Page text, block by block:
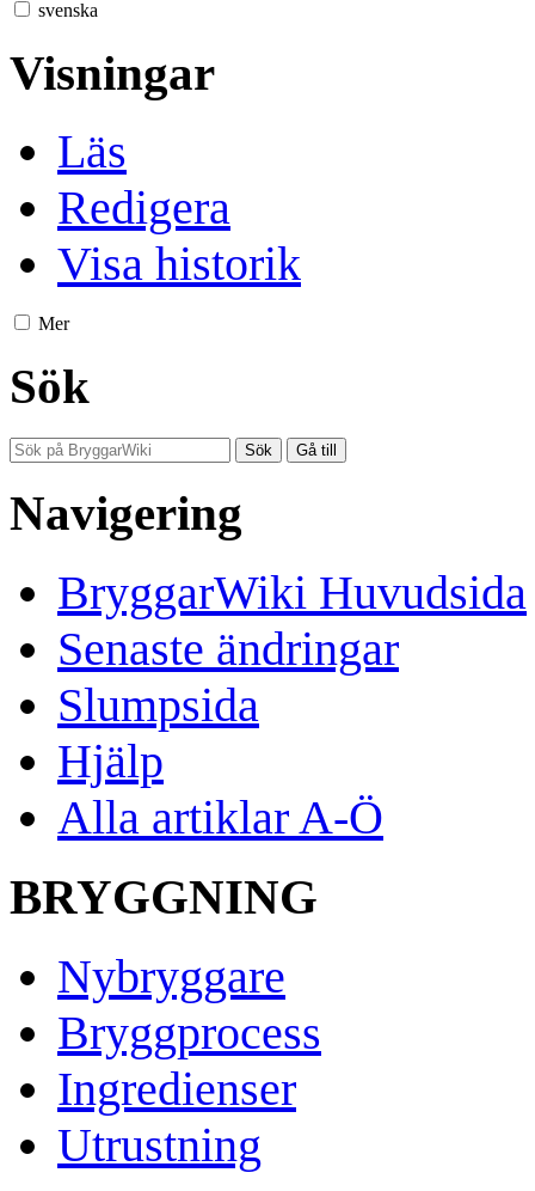
svenska
Visningar
Läs
Redigera
Visa historik
Mer
Sök
Navigering
BryggarWiki Huvudsida
Senaste ändringar
Slumpsida
Hjälp
Alla artiklar A-Ö
BRYGGNING
Nybryggare
Bryggprocess
Ingredienser
Utrustning